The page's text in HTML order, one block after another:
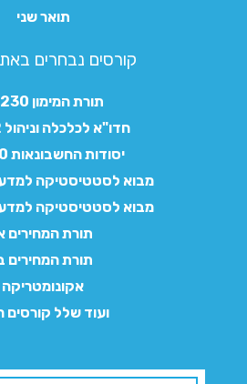
תואר שני
קורסים נבחרים
תורת המימון 10230
חדו"א לכלכלה וניהול 10142
יסודות החשבונאות 10280
מבוא לסטטיסטיקה
מבוא לסטטיסטיקה
תורת המחירים
תורת המחירים
אקונומטריקה
ועוד שלל קורסים